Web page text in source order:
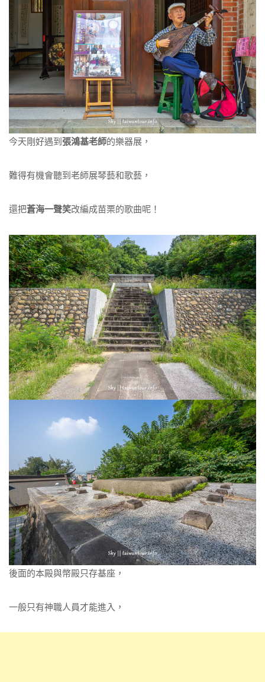
今天剛好遇到 張鴻基老師的樂器展，
難得有機會聽到老師展琴藝和歌藝，
還把蒼海一聲笑改編成苗栗的歌曲呢！
後面的本殿與幣殿只存基座，
一般只有神職人員才能進入，